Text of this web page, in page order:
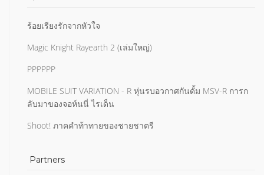
ร้อยเรียงรักจากหัวใจ
Magic Knight Rayearth 2 (เล่มใหญ่)
PPPPPP
MOBILE SUIT VARIATION - R หุ่นรบอวกาศกันดั้ม MSV-R การก
ลับมาของจอห์นนี่ ไรเด็น
Shoot! ภาคคำท้าทายของชายชาตรี
Partners